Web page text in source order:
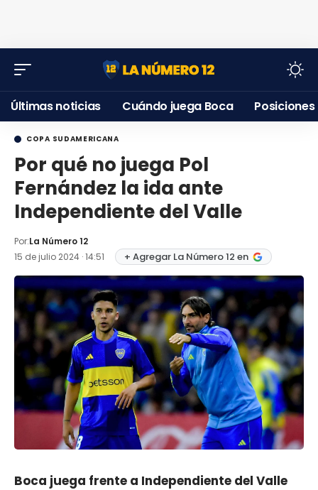
Últimas noticias Cuándo juega Boca Posiciones
COPA SUDAMERICANA
Por qué no juega Pol
Fernández la ida ante
Independiente del Valle
Por:La Número 12
15 de julio 2024 · 14:51
+ Agregar La Número 12 en
Boca juega frente a Independiente del Valle